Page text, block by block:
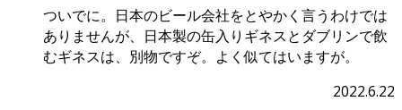
ついでに。日本のビール会社をとやかく言うわけでは
ありませんが、日本製の缶入りギネスとダブリンで飲
むギネスは、別物ですぞ。よく似てはいますが。
2022.6.22